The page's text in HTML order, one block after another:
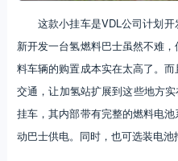
这款小挂车是VDL公司计划
新开发一台氢燃料巴士虽然不难
料车辆的购置成本实在太高了。
交通，让加氢站扩展到这些地方
挂车，其内部带有完整的燃料电
动巴士供电。同时，也可选装电池